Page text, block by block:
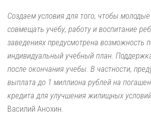
Создаем условия для того, чтобы
совмещать учебу, работу и воспитание
заведениях предусмотрена возможность
индивидуальный учебный план.
после окончания учебы. В частности,
выплата до 1 миллиона рублей на
кредита для улучшения жилищных
Василий Анохин.